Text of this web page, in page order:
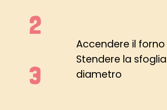
Accendere il forno
Stendere la
diametro